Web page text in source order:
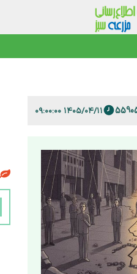
۱۴۰۵/۰۴/۱۱ ۰۹:۰۰:۰۰